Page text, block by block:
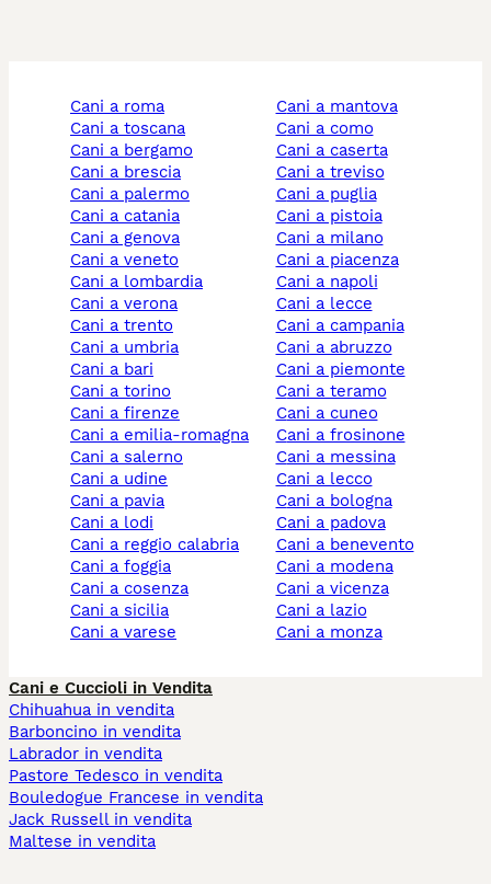
cani a roma
cani a toscana
cani a bergamo
cani a brescia
cani a palermo
cani a catania
cani a genova
cani a veneto
cani a lombardia
cani a verona
cani a trento
cani a umbria
cani a bari
cani a torino
cani a firenze
cani a emilia-romagna
cani a salerno
cani a udine
cani a pavia
cani a lodi
cani a reggio calabria
cani a foggia
cani a cosenza
cani a sicilia
cani a varese
cani a mantova
cani a como
cani a caserta
cani a treviso
cani a puglia
cani a pistoia
cani a milano
cani a piacenza
cani a napoli
cani a lecce
cani a campania
cani a abruzzo
cani a piemonte
cani a teramo
cani a cuneo
cani a frosinone
cani a messina
cani a lecco
cani a bologna
cani a padova
cani a benevento
cani a modena
cani a vicenza
cani a lazio
cani a monza
Cani e Cuccioli in Vendita
Chihuahua in vendita
Barboncino in vendita
Labrador in vendita
Pastore Tedesco in vendita
Bouledogue Francese in vendita
Jack Russell in vendita
Maltese in vendita